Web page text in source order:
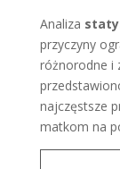
Analiza
przyczyny
różnorodne i
najczęstsze
matkom na